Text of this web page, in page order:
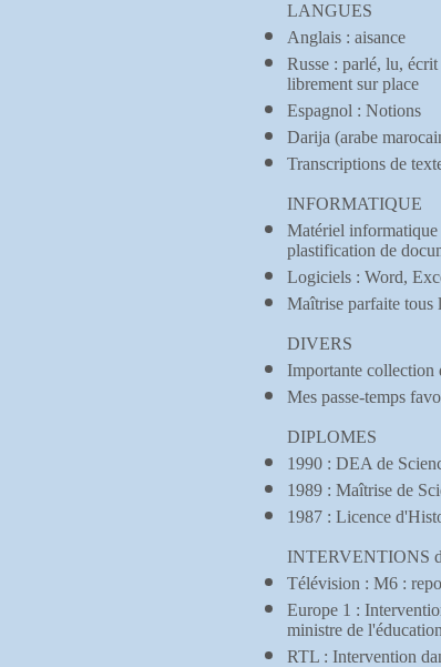
LANGUES
Anglais : aisance
Russe : parlé, lu,
librement sur place
Espagnol : Notions
Darija (arabe
Transcriptions de
INFORMATIQUE
Matériel informatique
plastification de
Logiciels : Word,
Maîtrise parfaite tous
DIVERS
Importante collection
Mes passe-temps
DIPLOMES
1990 : DEA de
1989 : Maîtrise de
1987 : Licence
INTERVENTIONS
Télévision : M6 :
Europe 1 :
ministre de
RTL : Intervention